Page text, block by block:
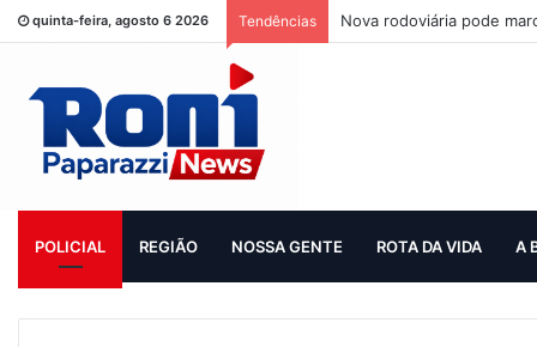
quinta-feira, agosto 6 2026 Tendências Nova rodoviária pode
POLICIAL REGIÃO NOSSA GENTE ROTA DA VIDA A